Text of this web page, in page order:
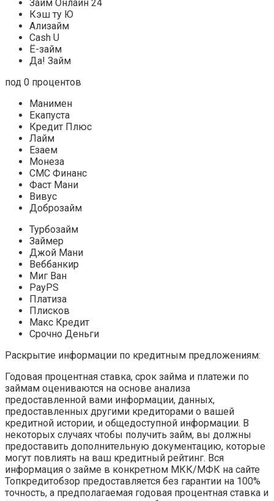
Займ Онлайн 24
Кэш ту Ю
Ализайм
Cash U
Ё-займ
Да! Займ
под 0 процентов
Манимен
Екапуста
Кредит Плюс
Лайм
Езаем
Монеза
СМС Финанс
Фаст Мани
Вивус
Доброзайм
Турбозайм
Займер
Джой Мани
Веббанкир
Миг Ван
PayPS
Платиза
Плисков
Макс Кредит
Срочно Деньги
Раскрытие информации по кредитным предложениям:
Годовая процентная ставка, срок займа и платежи по
займам оцениваются на основе анализа
предоставленной вами информации, данных,
предоставленных другими кредиторами о вашей
кредитной истории, и общедоступной информации. В
некоторых случаях чтобы получить займ, вы должны
предоставить дополнительную документацию, которые
могут повлиять на ваш кредитный рейтинг. Вся
информация о займе в конкретном МКК/МФК на сайте
Топкредитобзор предоставляется без гарантии на 100%
точность, а предполагаемая годовая процентная ставка и